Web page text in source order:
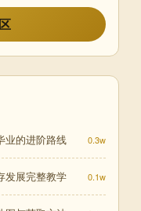
业的进阶路线 0.3w
发展完整教学 0.1w